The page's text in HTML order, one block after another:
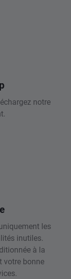
notre
les
inutiles.
à la
votre bonne